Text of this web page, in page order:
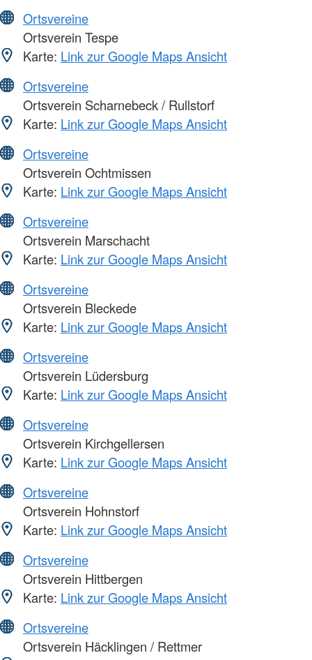
Ortsvereine
Ortsverein Tespe
Karte: Link zur Google Maps Ansicht
Ortsvereine
Ortsverein Scharnebeck / Rullstorf
Karte: Link zur Google Maps Ansicht
Ortsvereine
Ortsverein Ochtmissen
Karte: Link zur Google Maps Ansicht
Ortsvereine
Ortsverein Marschacht
Karte: Link zur Google Maps Ansicht
Ortsvereine
Ortsverein Bleckede
Karte: Link zur Google Maps Ansicht
Ortsvereine
Ortsverein Lüdersburg
Karte: Link zur Google Maps Ansicht
Ortsvereine
Ortsverein Kirchgellersen
Karte: Link zur Google Maps Ansicht
Ortsvereine
Ortsverein Hohnstorf
Karte: Link zur Google Maps Ansicht
Ortsvereine
Ortsverein Hittbergen
Karte: Link zur Google Maps Ansicht
Ortsvereine
Ortsverein Häcklingen / Rettmer